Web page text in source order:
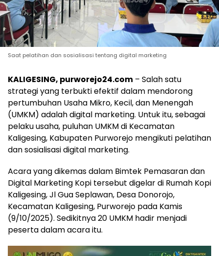
Saat pelatihan dan sosialisasi tentang digital marketing
KALIGESING, purworejo24.com – Salah satu
strategi yang terbukti efektif dalam mendorong
pertumbuhan Usaha Mikro, Kecil, dan Menengah
(UMKM) adalah digital marketing. Untuk itu, sebagai
pelaku usaha, puluhan UMKM di Kecamatan
Kaligesing, Kabupaten Purworejo mengikuti pelatihan
dan sosialisasi digital marketing.
Acara yang dikemas dalam Bimtek Pemasaran dan
Digital Marketing Kopi tersebut digelar di Rumah Kopi
Kaligesing, Jl Gua Seplawan, Desa Donorojo,
Kecamatan Kaligesing, Purworejo pada Kamis
(9/10/2025). Sedikitnya 20 UMKM hadir menjadi
peserta dalam acara itu.